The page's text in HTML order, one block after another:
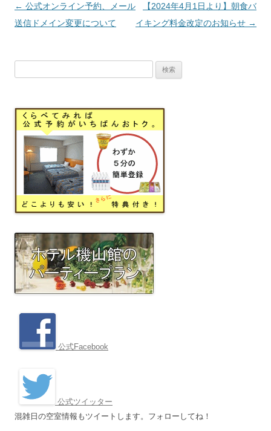
投
稿
シ
← 公式オンライン予約、メール
送信ドメイン変更について
【2024年4月1日より】朝食バ
イキング料金改定のお知らせ →
公式Facebook
公式ツイッター
混雑日の空室情報もツイートします。フォローしてね！